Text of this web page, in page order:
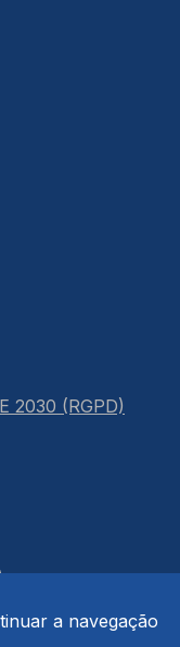
a navegação
2030 (RGPD)